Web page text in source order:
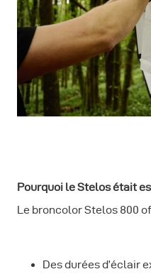
Pourquoi le Stelos était
Le broncolor Stelos 800
Des durées d’éclair